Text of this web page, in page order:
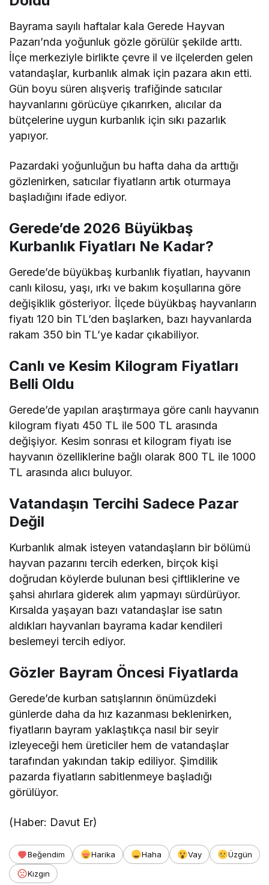
Bayrama sayılı haftalar kala Gerede Hayvan
Pazarı’nda yoğunluk gözle görülür şekilde arttı.
İlçe merkeziyle birlikte çevre il ve ilçelerden gelen
vatandaşlar, kurbanlık almak için pazara akın etti.
Gün boyu süren alışveriş trafiğinde satıcılar
hayvanlarını görücüye çıkarırken, alıcılar da
bütçelerine uygun kurbanlık için sıkı pazarlık
yapıyor.
Pazardaki yoğunluğun bu hafta daha da arttığı
gözlenirken, satıcılar fiyatların artık oturmaya
başladığını ifade ediyor.
Gerede’de 2026 Büyükbaş
Kurbanlık Fiyatları Ne Kadar?
Gerede’de büyükbaş kurbanlık fiyatları, hayvanın
canlı kilosu, yaşı, ırkı ve bakım koşullarına göre
değişiklik gösteriyor. İlçede büyükbaş hayvanların
fiyatı 120 bin TL’den başlarken, bazı hayvanlarda
rakam 350 bin TL’ye kadar çıkabiliyor.
Canlı ve Kesim Kilogram Fiyatları
Belli Oldu
Gerede’de yapılan araştırmaya göre canlı hayvanın
kilogram fiyatı 450 TL ile 500 TL arasında
değişiyor. Kesim sonrası et kilogram fiyatı ise
hayvanın özelliklerine bağlı olarak 800 TL ile 1000
TL arasında alıcı buluyor.
Vatandaşın Tercihi Sadece Pazar
Değil
Kurbanlık almak isteyen vatandaşların bir bölümü
hayvan pazarını tercih ederken, birçok kişi
doğrudan köylerde bulunan besi çiftliklerine ve
şahsi ahırlara giderek alım yapmayı sürdürüyor.
Kırsalda yaşayan bazı vatandaşlar ise satın
aldıkları hayvanları bayrama kadar kendileri
beslemeyi tercih ediyor.
Gözler Bayram Öncesi Fiyatlarda
Gerede’de kurban satışlarının önümüzdeki
günlerde daha da hız kazanması beklenirken,
fiyatların bayram yaklaştıkça nasıl bir seyir
izleyeceği hem üreticiler hem de vatandaşlar
tarafından yakından takip ediliyor. Şimdilik
pazarda fiyatların sabitlenmeye başladığı
görülüyor.
(Haber: Davut Er)
Beğendim Harika Haha Vay
Üzgün
Kızgın